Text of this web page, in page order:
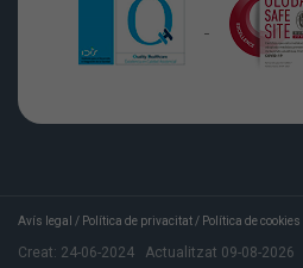
Avís legal / Política de privacitat / Política de cookies
Creat: 24-06-2024 Actualitzat 09-08-2026